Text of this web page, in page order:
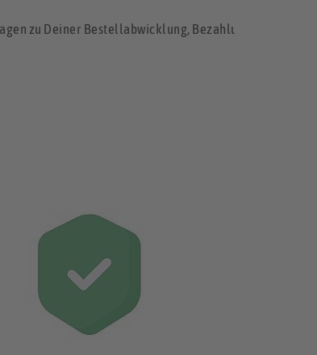
zu Deiner Bestellabwicklung, Bezahlung